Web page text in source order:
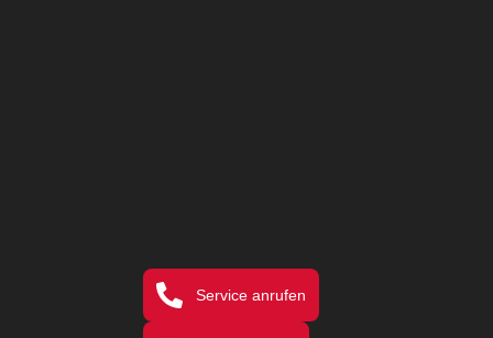
Service anrufen